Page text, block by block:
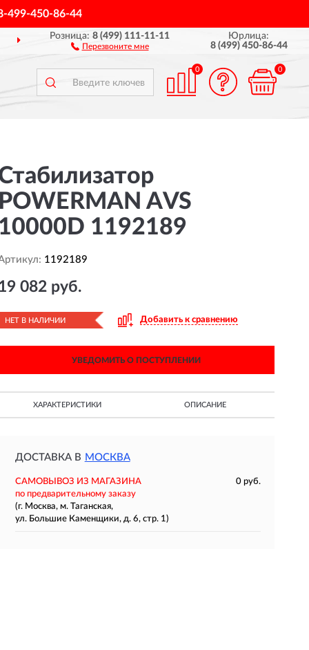
499-450-86-44
ПОЛНЫЙ
Розница:8 (499) 111-11-11
Перезвоните мне
Юрлица:
8 (499) 450-86-44
0 0
POWERMAN AVS
10000D 1192189
1192189
082 руб.
НЕТ В НАЛИЧИИ Добавить к сравнению
УВЕДОМИТЬ О ПОСТУПЛЕНИИ
ХАРАКТЕРИСТИКИ ОПИСАНИЕ
ДОСТАВКА В МОСКВА
САМОВЫВОЗ ИЗ МАГАЗИНА
0 руб.
по предварительному заказу
(г. Москва, м. Таганская,
ул. Большие Каменщики, д. 6, стр. 1)